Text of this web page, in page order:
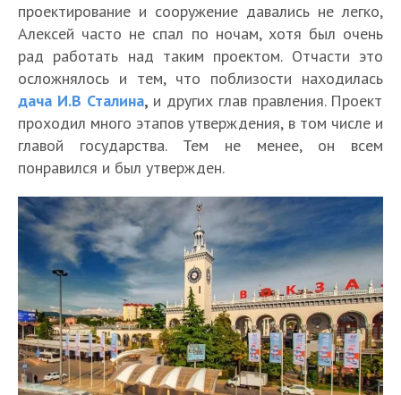
проектирование и сооружение давались не легко,
Алексей часто не спал по ночам, хотя был очень
рад работать над таким проектом. Отчасти это
осложнялось и тем, что поблизости находилась
дача И.В Сталина, и других глав правления. Проект
проходил много этапов утверждения, в том числе и
главой государства. Тем не менее, он всем
понравился и был утвержден.